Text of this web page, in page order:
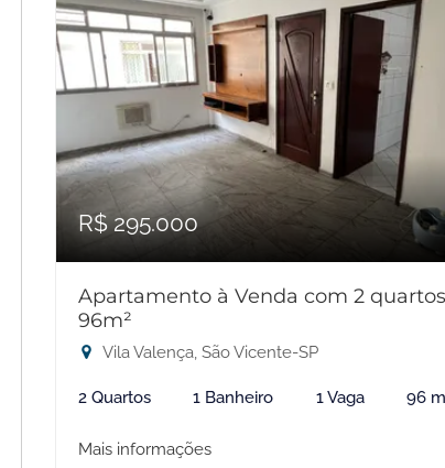
R$ 295.000
Apartamento à Venda com 2
96m²
Vila Valença, São Vicente-SP
2 Quartos 1 Banheiro 1 Vaga 96
Mais informações